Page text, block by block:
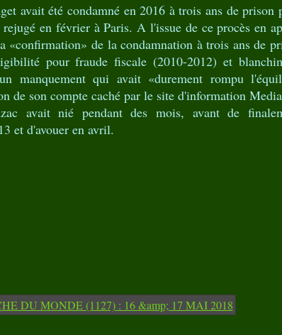
avait été condamné en 2016 à trois ans de prison
en février à Paris. A l'issue de ce procès en
«confirmation» de la condamnation à trois ans de
pour fraude fiscale (2010-2012) et
manquement qui avait «durement rompu
de son compte caché par le site d'information
avait nié pendant des mois, avant de
et d'avouer en avril.